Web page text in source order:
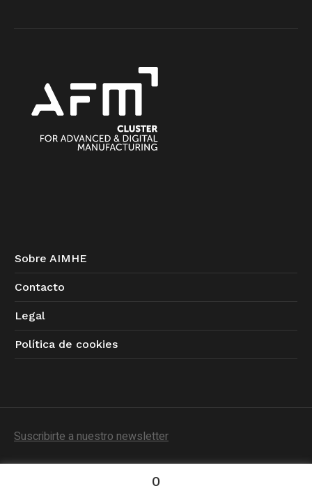
Sobre AIMHE
Contacto
Legal
Política de cookies
Suscribirte a nuestro newsletter
0